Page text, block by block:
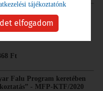
Falu Program "Felelős
Ft
Falu Program keretében
- MFP-KTF/2020
elfogadom
tájékoztatónk